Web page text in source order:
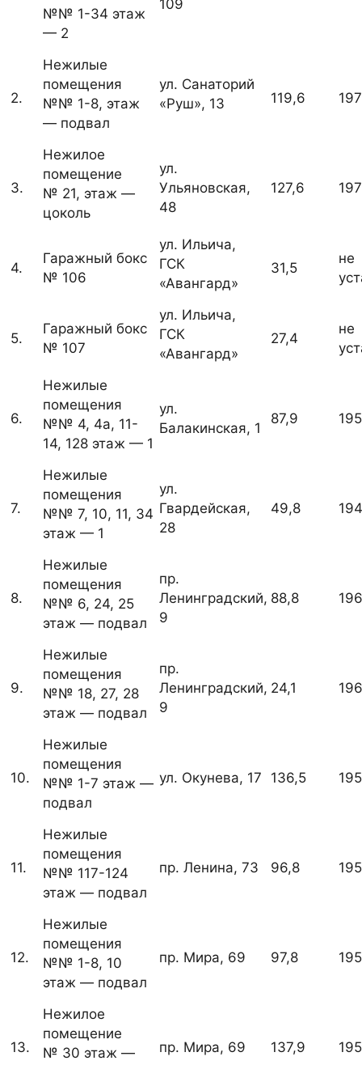
№№ 1-34 этаж
— 2
109
2.
Нежилые
помещения
№№ 1-8, этаж
— подвал
ул. Санаторий
«Руш», 13
119,6
3.
Нежилое
помещение
№ 21, этаж —
цоколь
ул.
Ульяновская,
48
127,6
4.
Гаражный бокс
№ 106
ул. Ильича,
ГСК
«Авангард»
31,5
не
5.
Гаражный бокс
№ 107
ул. Ильича,
ГСК
«Авангард»
27,4
не
6.
Нежилые
помещения
№№ 4, 4а, 11-
14, 128 этаж — 1
ул.
Балакинская, 1
87,9
7.
Нежилые
помещения
№№ 7, 10, 11, 34
этаж — 1
ул.
Гвардейская,
28
49,8
8.
Нежилые
помещения
№№ 6, 24, 25
этаж — подвал
пр.
Ленинградский,
9
88,8
9.
Нежилые
помещения
№№ 18, 27, 28
этаж — подвал
пр.
Ленинградский,
9
24,1
10.
Нежилые
помещения
№№ 1-7 этаж —
подвал
ул. Окунева, 17 136,5
11.
Нежилые
помещения
№№ 117-124
этаж — подвал
пр. Ленина, 73 96,8
12.
Нежилые
помещения
№№ 1-8, 10
этаж — подвал
пр. Мира, 69 97,8
13.
Нежилое
помещение
№ 30 этаж —
пр. Мира, 69 137,9